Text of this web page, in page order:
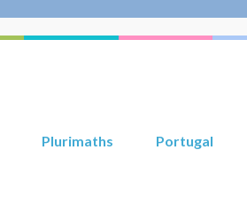
Plurimaths Portugal